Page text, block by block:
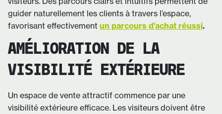
guider naturellement les clients à travers l’espace,
favorisant effectivement un parcours d’achat réussi.
AMÉLIORATION DE LA
VISIBILITÉ EXTÉRIEURE
Un espace de vente attractif commence par une
visibilité extérieure efficace. Les visiteurs doivent être